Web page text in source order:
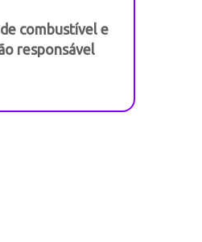
combustível e
responsável